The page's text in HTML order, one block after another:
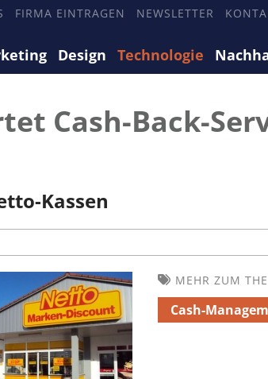
FIRMA EINTRAGEN NEWSLETTER
Design Technologie
Cash-Back-
Kassen
MEHR ZUM
Cash-